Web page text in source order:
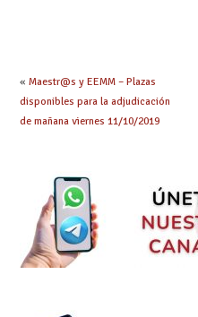
« Maestr@s y EEMM – Plazas
disponibles para la adjudicación
de mañana viernes 11/10/2019